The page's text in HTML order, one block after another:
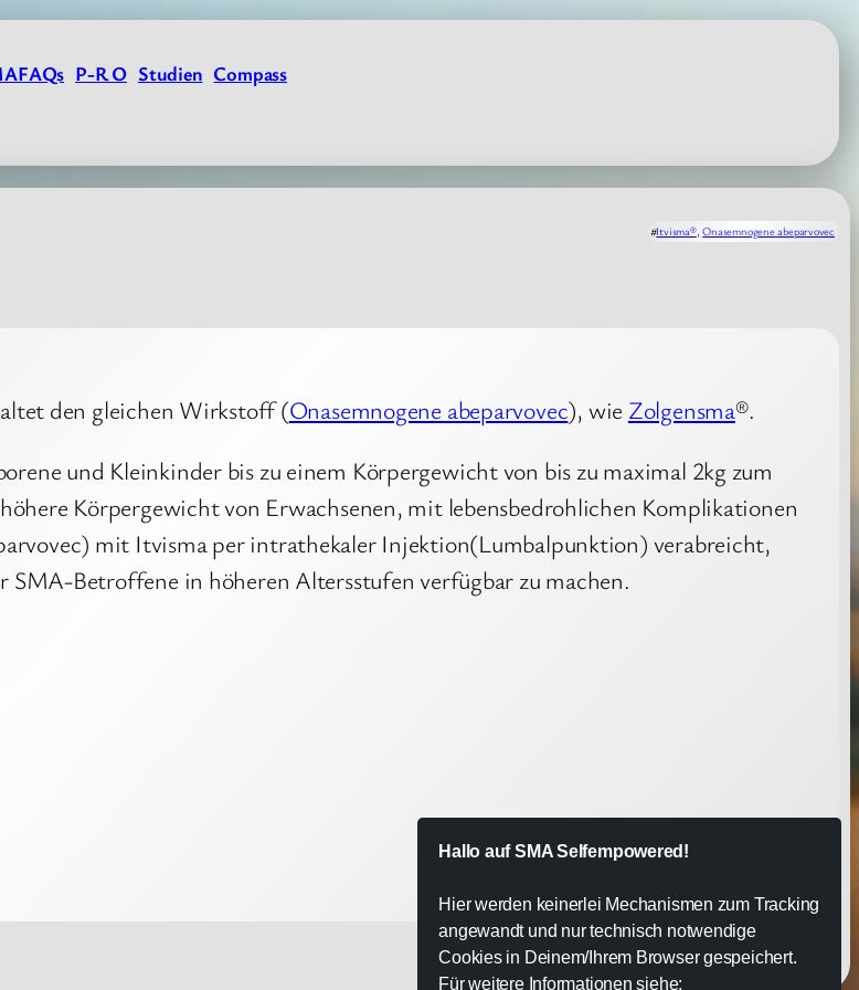
Hallo auf SMA Selfempowered!
Hier werden keinerlei Mechanismen zum Tracking
angewandt und nur technisch notwendige
Cookies in Deinem/Ihrem Browser gespeichert.
Für weitere Informationen siehe:
P-R O Studien Compass
#Itvisma®, Onasemnogene abeparvovec
den gleichen Wirkstoff (Onasemnogene abeparvovec), wie Zolgensma®.
und Kleinkinder bis zu einem Körpergewicht von bis zu maximal 2kg zum
Körpergewicht von Erwachsenen, mit lebensbedrohlichen Komplikationen
mit Itvisma per intrathekaler Injektion(Lumbalpunktion) verabreicht,
Betroffene in höheren Altersstufen verfügbar zu machen.